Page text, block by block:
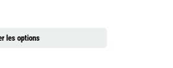
les options